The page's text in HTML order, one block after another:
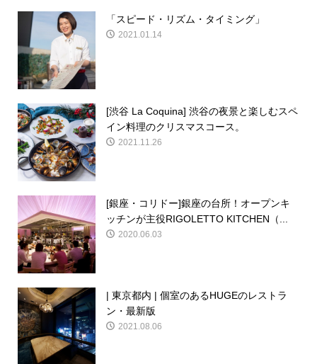
「スピード・リズム・タイミング」
2021.01.14
[渋谷 La Coquina] 渋谷の夜景と楽しむスペ
イン料理のクリスマスコース。
2021.11.26
[銀座・コリドー]銀座の台所！オープンキ
ッチンが主役RIGOLETTO KITCHEN（...
2020.06.03
| 東京都内 | 個室のあるHUGEのレストラ
ン・最新版
2021.08.06